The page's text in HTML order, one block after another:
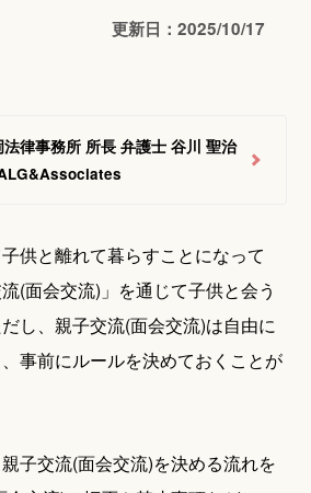
更新日：2025/10/17
法律事務所 所長 弁護士 谷川 聖治
供と離れて暮らすことになって
(面会交流)」を通じて子供と会う
し、親子交流(面会交流)は自由に
事前にルールを決めておくことが
子交流(面会交流)を決める流れを